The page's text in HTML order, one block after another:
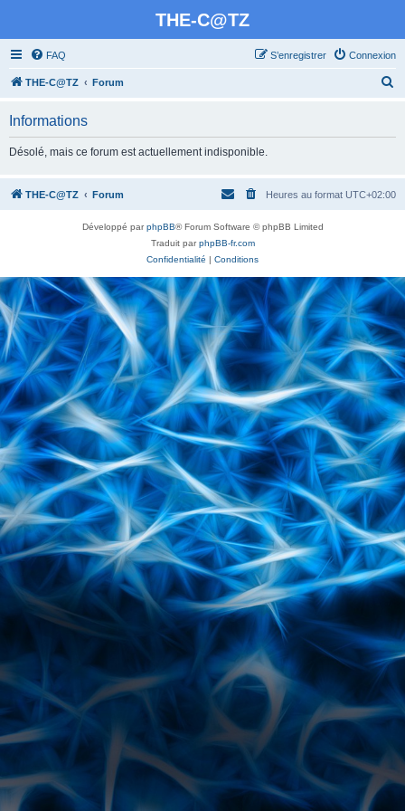
THE-C@TZ
FAQ Connexion
S’enregistrer
THE-C@TZ Forum
r
c
r
Informations
Désolé, mais ce forum est actuellement indisponible.
THE-C@TZ Forum Heures au format UTC+02:00
Développé parphpBB® Forum Software © phpBB Limited
Traduit parphpBB-fr.com
Confidentialité | Conditions